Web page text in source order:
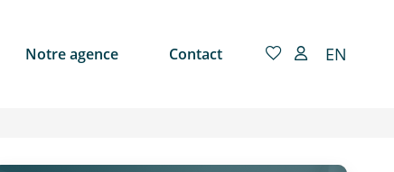
Notre agence Contact EN